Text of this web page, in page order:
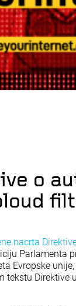
o
nacrta
Parlamenta
Evropske
Direktive